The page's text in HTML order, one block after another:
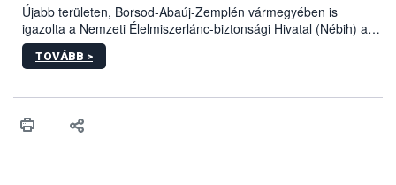
Újabb területen, Borsod-Abaúj-Zemplén vármegyében is
igazolta a Nemzeti Élelmiszerlánc-biztonsági Hivatal (Nébih) a
kőrisrontó karcsúdíszbogár (Agrilus planipennis) jelenlétét. A
kártevőt nem csak színcsapdában találták meg, de már fertőzött
az intenzív felderítést, emellett az intézkedéseket a szlovák
TOVÁBB >